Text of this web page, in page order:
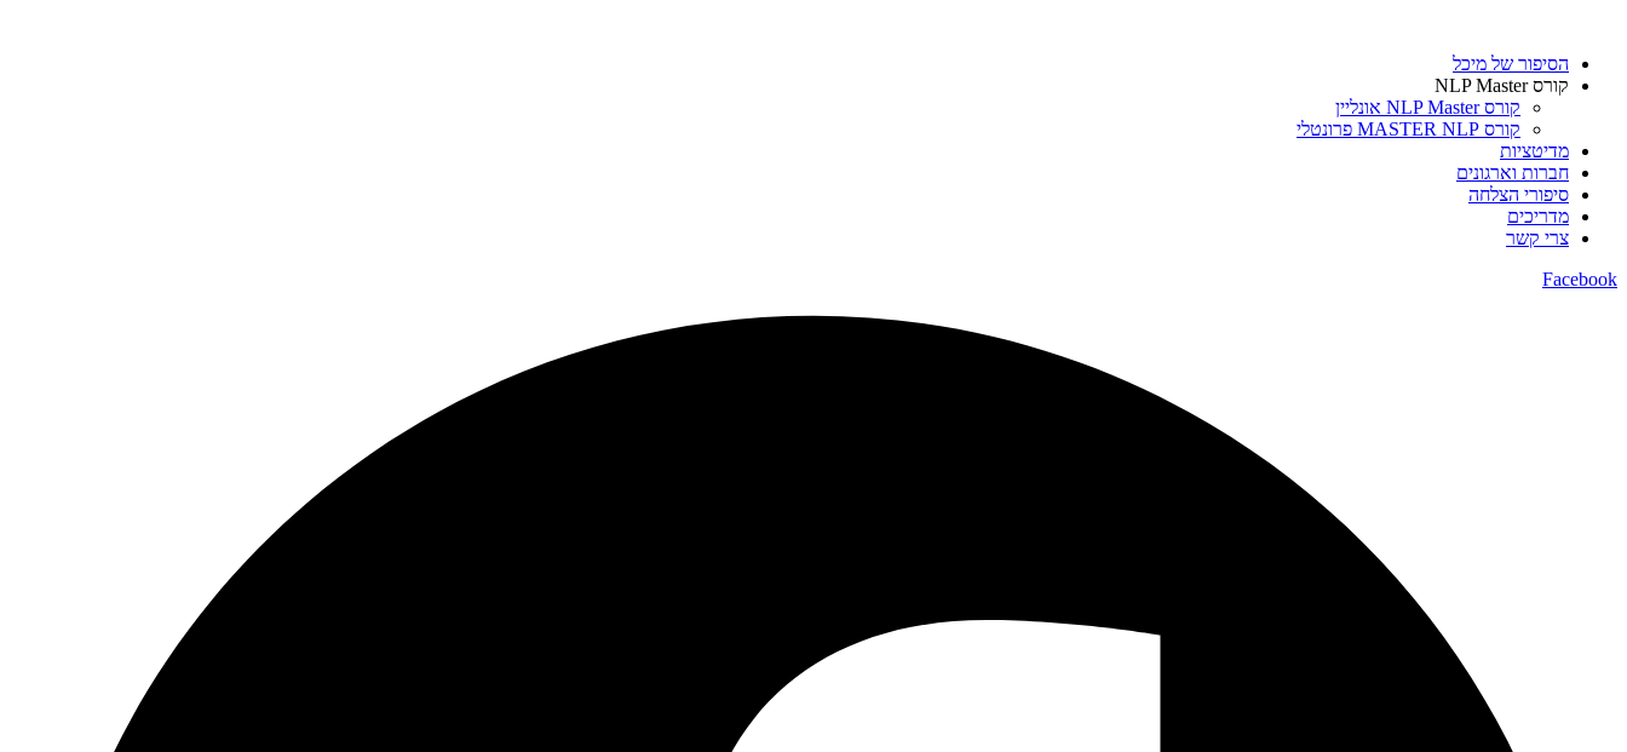
הסיפור של מיכל
קורס NLP Master
קורס NLP Master אונליין
קורס MASTER NLP פרונטלי
מדיטציות
חברות וארגונים
סיפורי הצלחה
מדריכים
צרי קשר
Facebook